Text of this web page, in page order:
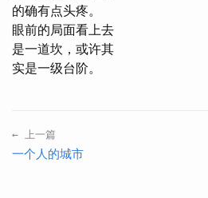
的确有点头疼。
眼前的局面看上去
是一道坎，或许其
实是一级台阶。
← 上一篇
一个人的城市